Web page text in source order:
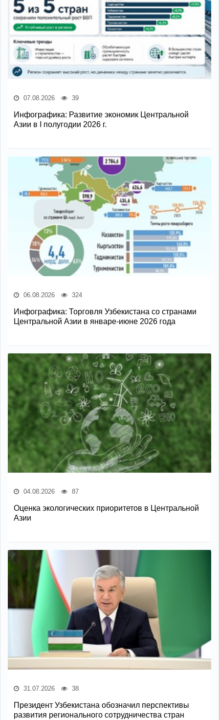
07.08.2026 39
Инфографика: Развитие экономик Центральной
Азии в I полугодии 2026 г.
06.08.2026 324
Инфографика: Торговля Узбекистана со странами
Центральной Азии в январе-июне 2026 года
04.08.2026 87
Оценка экологических приоритетов в Центральной
Азии
31.07.2026 38
Президент Узбекистана обозначил перспективы
развития регионального сотрудничества стран